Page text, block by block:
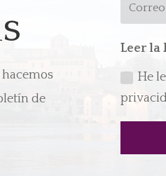
de
Leer la
He